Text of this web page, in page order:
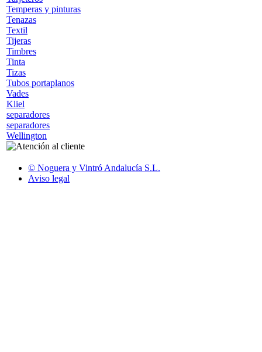
Temperas y pinturas
Tenazas
Textil
Tijeras
Timbres
Tinta
Tizas
Tubos portaplanos
Vades
Kliel
separadores
separadores
Wellington
© Noguera y Vintró Andalucía S.L.
Aviso legal